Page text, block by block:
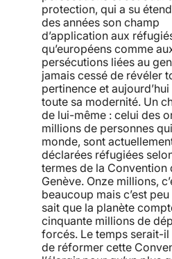
protection, qui a su
des années son champ
d’application aux
qu’européens comme
persécutions liées au
jamais cessé de révéler
pertinence et
toute sa modernité. Un
de lui-même : celui des
millions de personnes
monde, sont
déclarées réfugiées
termes de la Convention
Genève. Onze millions,
beaucoup mais c’est
sait que la planète
cinquante millions de
forcés. Le temps serait-il
de réformer cette